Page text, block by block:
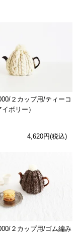
２カップ用/ティーコ
ボリー）
4,620円(税込)
２カップ用/ゴム編み